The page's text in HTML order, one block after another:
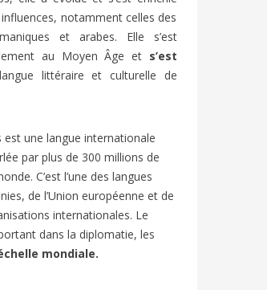
le mois de juillet marque le
des « grandes vacances » ou «
d’été ».
notamment celles des
et arabes. Elle s’est
au Moyen Âge et s’est
langue littéraire et culturelle de
une langue internationale
par plus de 300 millions de
C’est l’une des langues
de l’Union européenne et de
internationales. Le
dans la diplomatie, les
mondiale.